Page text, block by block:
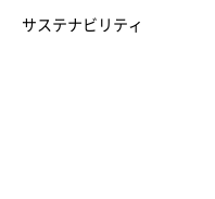
サステナビリティ